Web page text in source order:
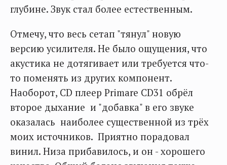
глубине. Звук стал более естественным.
Отмечу, что весь сетап "тянул" новую
версию усилителя. Не было ощущения, что
акустика не дотягивает или требуется что-
то поменять из других компонент.
Наоборот, CD плеер Primare CD31 обрёл
второе дыхание и "добавка" в его звуке
оказалась наиболее существенной из трёх
моих источников. Приятно порадовал
винил. Низа прибавилось, и он - хорошего